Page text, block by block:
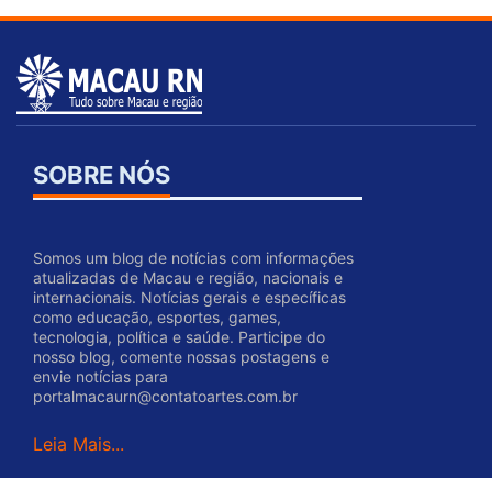
SOBRE NÓS
Somos um blog de notícias com informações
atualizadas de Macau e região, nacionais e
internacionais. Notícias gerais e específicas
como educação, esportes, games,
tecnologia, política e saúde. Participe do
nosso blog, comente nossas postagens e
envie notícias para
portalmacaurn@contatoartes.com.br
Leia Mais...